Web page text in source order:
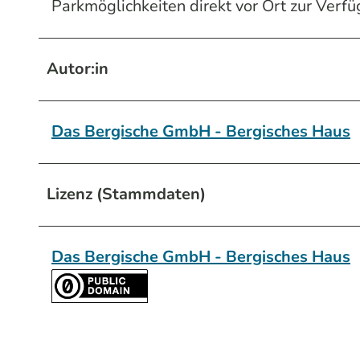
Parkmöglichkeiten direkt vor Ort zur
Autor:in
Das Bergische GmbH - Bergisches Haus
Lizenz (Stammdaten)
Das Bergische GmbH - Bergisches Haus